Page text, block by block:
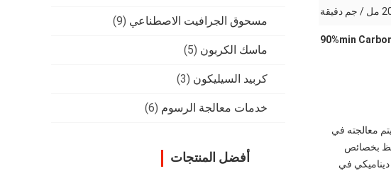
مسحوق الجرافيت الاصطناعي (9)
ماسك الكربون (5)
كربيد السيليكون (3)
خدمات معالجة الرسوم (6)
أفضل المنتجات
دقيقة
90%min
معالجته في
لا يزال يحتفظ بخصائص
ديناميكي في